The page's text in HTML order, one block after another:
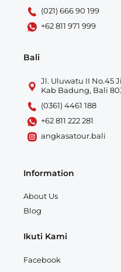
(021) 666 90 199
+62 811 971 999
Bali
Jl. Uluwatu II No.45
Kab Badung, Bali
(0361) 4461 188
+62 811 222 281
angkasatour.bali
Information
About Us
Blog
Ikuti Kami
Facebook